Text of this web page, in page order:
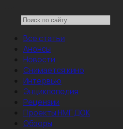
Все статьи
Анонсы
Новости
Снимается кино
Интервью
Энциклопедия
Рецензии
Проекты НМГ ДОК
Обзоры